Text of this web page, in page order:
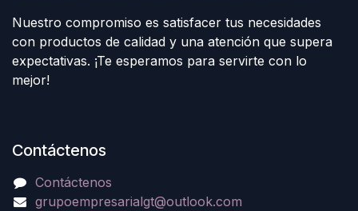
Nuestro compromiso es satisfacer tus necesidades
con productos de calidad y una atención que supera
expectativas. ¡Te esperamos para servirte con lo
mejor!
Contáctenos
Contáctenos
grupoempresarialgt@outlook.com